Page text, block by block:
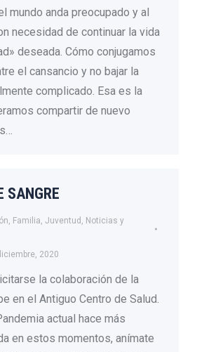
mundo anda preocupado y al
necesidad de continuar la vida
deseada. Cómo conjugamos
el cansancio y no bajar la
complicado. Esa es la
compartir de nuevo
SANGRE
, Familia, Juventud , Noticias y
2020
la colaboración de la
en el Antiguo Centro de Salud.
actual hace más
en estos momentos, anímate